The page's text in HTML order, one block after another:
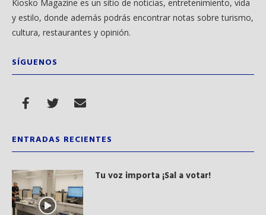
Kiosko Magazine es un sitio de noticias, entretenimiento, vida
y estilo, donde además podrás encontrar notas sobre turismo,
cultura, restaurantes y opinión.
SÍGUENOS
ENTRADAS RECIENTES
Tu voz importa ¡Sal a votar!